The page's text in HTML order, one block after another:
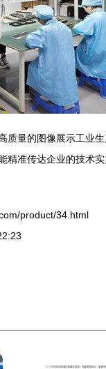
量的图像展示工业
准传达企业的技术
product/34.html